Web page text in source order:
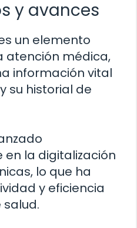
y avances
un elemento
atención médica,
información vital
su historial de
la digitalización
lo que ha
y eficiencia
salud.